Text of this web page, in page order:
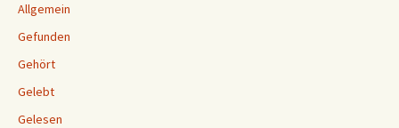
Allgemein
Gefunden
Gehört
Gelebt
Gelesen